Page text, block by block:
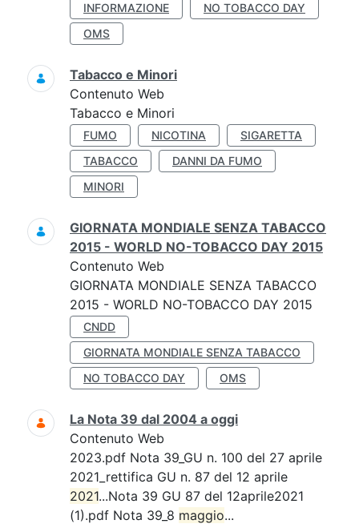
INFORMAZIONE
NO TOBACCO DAY
OMS
Tabacco e Minori
Contenuto Web
Tabacco e Minori
FUMO NICOTINA
SIGARETTA
TABACCO
DANNI DA FUMO
MINORI
GIORNATA MONDIALE SENZA TABACCO
2015 - WORLD NO-TOBACCO DAY 2015
Contenuto Web
GIORNATA MONDIALE SENZA TABACCO
2015 - WORLD NO-TOBACCO DAY 2015
CNDD
GIORNATA MONDIALE SENZA TABACCO
NO TOBACCO DAY
OMS
La Nota 39 dal 2004 a oggi
Contenuto Web
2023.pdf Nota 39_GU n. 100 del 27 aprile
2021_rettifica GU n. 87 del 12 aprile
2021...Nota 39 GU 87 del 12aprile2021
(1).pdf Nota 39_8 maggio...